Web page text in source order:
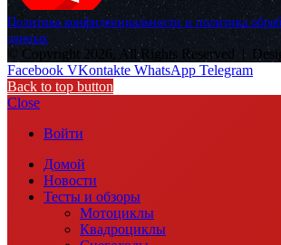
Политика конфиденциальности и политика
данных
© Copyright 2026, All Rights Reserved |
Facebook VKontakte WhatsApp Telegram
Back to top button
Close
Войти
Домой
Новости
Тесты и обзоры
Мотоциклы
Квадроциклы